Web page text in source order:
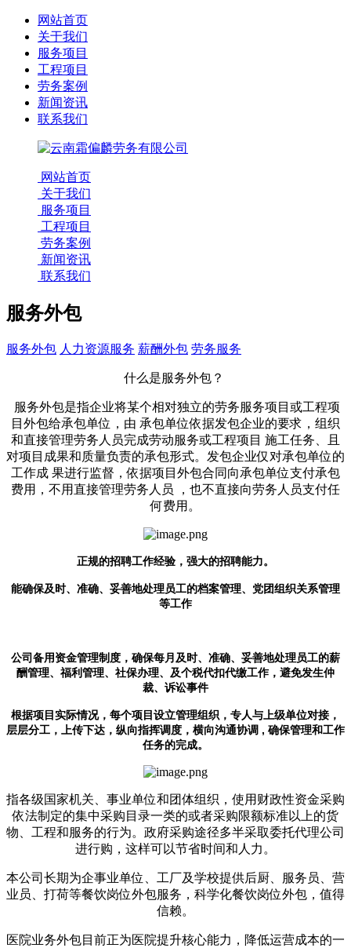
网站首页
关于我们
服务项目
工程项目
劳务案例
新闻资讯
联系我们
网站首页
关于我们
服务项目
工程项目
劳务案例
新闻资讯
联系我们
服务外包
服务外包 人力资源服务 薪酬外包 劳务服务
什么是服务外包？
服务外包是指企业将某个相对独立的劳务服务项目或工程项
目外包给承包单位，由 承包单位依据发包企业的要求，组织
和直接管理劳务人员完成劳动服务或工程项目 施工任务、且
对项目成果和质量负责的承包形式。发包企业仅对承包单位的
工作成 果进行监督，依据项目外包合同向承包单位支付承包
费用，不用直接管理劳务人员 ，也不直接向劳务人员支付任
何费用。‍
正规的招聘工作经验，强大的招聘能力。
能确保及时、准确、妥善地处理员工的档案管理、党团组织关系管理
等工作
公司备用资金管理制度，确保每月及时、准确、妥善地处理员工的薪
酬管理、福利管理、 社保办理、及个税代扣代缴工作，避免发生仲
裁、诉讼事件
根据项目实际情况，每个项目设立管理组织，专人与上级单位对接，
层层分工，上传下达，纵向指挥调度，横向沟通协调 , 确保管理和工作
任务的完成。
指各级国家机关、事业单位和团体组织，使用财政性资金采购
依法制定的集中采购目录一类的或者采购限额标准以上的货
物、工程和服务的行为。政府采购途径多半采取委托代理公司
进行购，这样可以节省时间和人力。
本公司长期为企事业单位、工厂及学校提供后厨、服务员、营
业员、打荷等餐饮岗位外包服务，科学化餐饮岗位外包，值得
信赖。
医院业务外包目前正为医院提升核心能力，降低运营成本的一